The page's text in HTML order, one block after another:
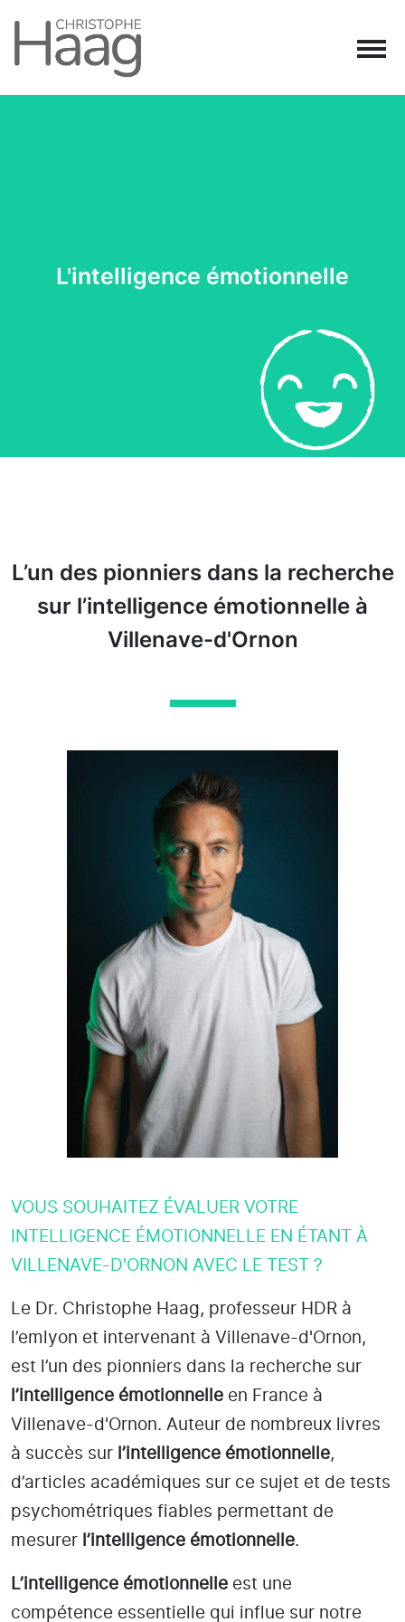
Navigation principale
L'intelligence émotionnelle
L’un des pionniers dans la recherche
sur l’intelligence émotionnelle à
Villenave-d'Ornon
VOUS SOUHAITEZ ÉVALUER VOTRE
INTELLIGENCE ÉMOTIONNELLE EN ÉTANT À
VILLENAVE-D'ORNON AVEC LE TEST ?
Le Dr. Christophe Haag, professeur HDR à
l’emlyon et intervenant à Villenave-d'Ornon,
est l’un des pionniers dans la recherche sur
l’intelligence émotionnelle en France à
Villenave-d'Ornon. Auteur de nombreux livres
à succès sur l’intelligence émotionnelle,
d’articles académiques sur ce sujet et de tests
psychométriques fiables permettant de
mesurer l’intelligence émotionnelle.
L’intelligence émotionnelle est une
compétence essentielle qui influe sur notre